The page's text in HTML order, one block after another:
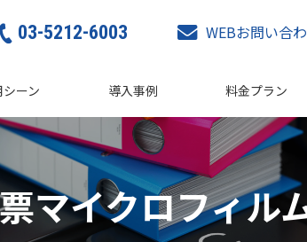
03-5212-6003 WEBお問い合
シーン 導入事例 料金プラン
マイクロフィル